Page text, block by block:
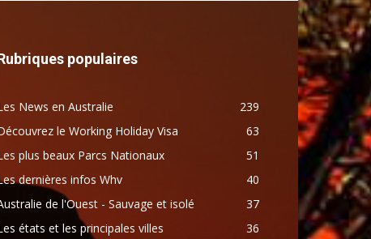
populaires
News en Australie
239
le Working Holiday Visa
63
plus beaux Parcs Nationaux
51
dernières infos Whv
40
de l'Ouest - Sauvage et isolé
37
états et les principales villes
36